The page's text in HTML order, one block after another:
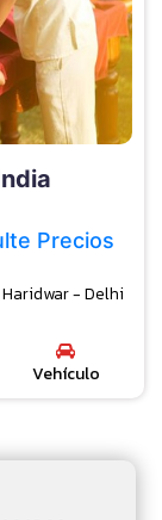
Precios
- Delhi
Vehículo